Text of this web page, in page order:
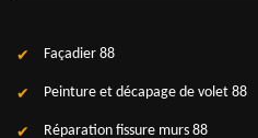
Façadier 88
Peinture et décapage de volet 88
Réparation fissure murs 88